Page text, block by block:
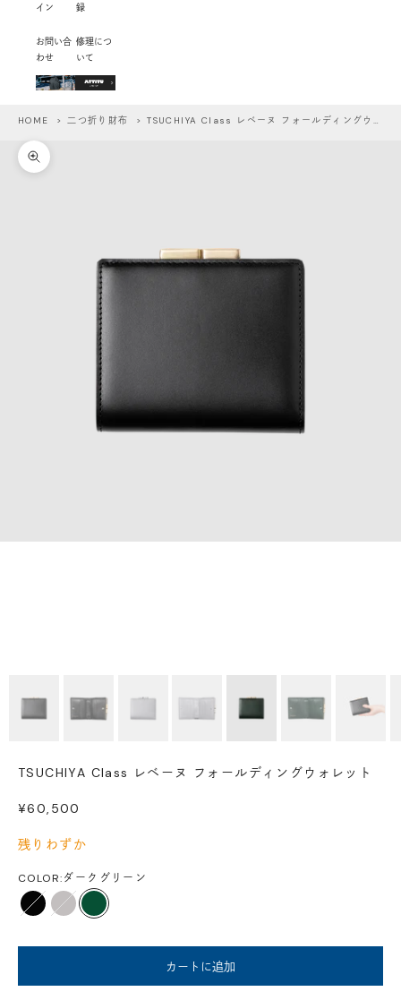
イン
録
お問い合
わせ
修理につ
いて
HOME >二つ折り財布 > TSUCHIYA Class レベーヌ フォールディングウォレット
ズームイン
TSUCHIYA Class レベーヌ フォールディングウォレット
セール価格
¥60,500
残りわずか
COLOR:ダークグリーン
ブラックグレーダークグリーン
カートに追加